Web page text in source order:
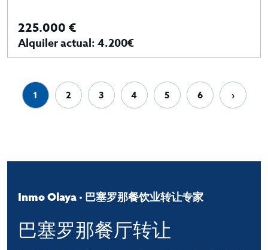
225.000 €
Alquiler actual: 4.200€
1 2 3 4 5 6 ›
Inmo Olaya · 巴塞罗那餐饮业转让专家
巴塞罗那餐厅转让